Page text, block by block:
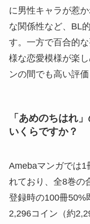
に男性キャラが惹
な関係性など、BL
す。一方で百合的
様な恋愛模様が楽
ンの間でも高い評
「あめのちはれ
いくらですか？
Amebaマンガでは1
れており、全8巻の
登録時の100冊50%
2,296コイン（約